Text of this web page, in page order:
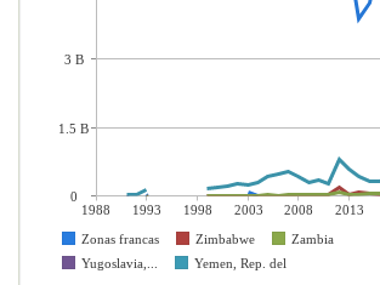
1988 1993 1998 2003 2008 2013
Zonas francas
Zimbabwe
Zambia
Yugoslavia,...
Yemen, Rep. del
3 B
1.5 B
0